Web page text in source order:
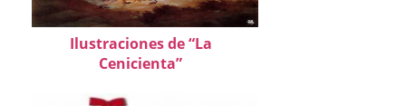
Ilustraciones de “La
Cenicienta”